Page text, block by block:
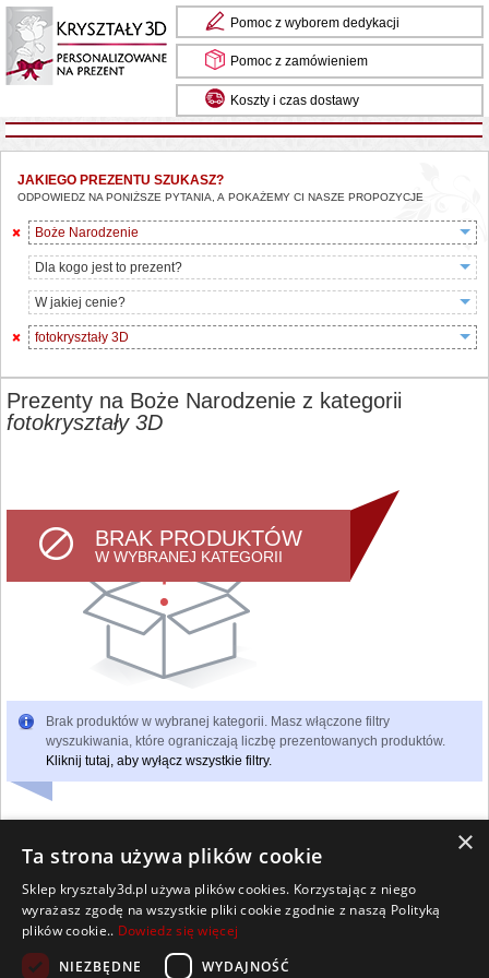
Pomoc z wyborem dedykacji
Pomoc z zamówieniem
Koszty i czas dostawy
JAKIEGO PREZENTU SZUKASZ?
ODPOWIEDZ NA PONIŻSZE PYTANIA, A POKAŻEMY CI NASZE PROPOZYCJE
Boże Narodzenie
Dla kogo jest to prezent?
W jakiej cenie?
fotokryształy 3D
Prezenty na Boże Narodzenie z kategorii
fotokryształy 3D
BRAK PRODUKTÓW
W WYBRANEJ KATEGORII
Brak produktów w wybranej kategorii. Masz włączone filtry
wyszukiwania, które ograniczają liczbę prezentowanych produktów.
Kliknij tutaj, aby wyłącz wszystkie filtry.
Wszelkie prawa zastrzeżone
Kontakt Współpraca Regulamin
Pomoc Strona główna
×
Ta strona używa plików cookie
Sklep krysztaly3d.pl używa plików cookies. Korzystając z niego
wyrażasz zgodę na wszystkie pliki cookie zgodnie z naszą Polityką
plików cookie.. Dowiedz się więcej
NIEZBĘDNE
WYDAJNOŚĆ